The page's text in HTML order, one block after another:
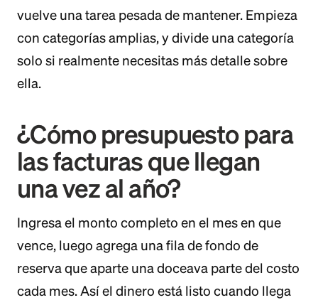
vuelve una tarea pesada de mantener. Empieza
con categorías amplias, y divide una categoría
solo si realmente necesitas más detalle sobre
ella.
¿Cómo presupuesto para
las facturas que llegan
una vez al año?
Ingresa el monto completo en el mes en que
vence, luego agrega una fila de fondo de
reserva que aparte una doceava parte del costo
cada mes. Así el dinero está listo cuando llega